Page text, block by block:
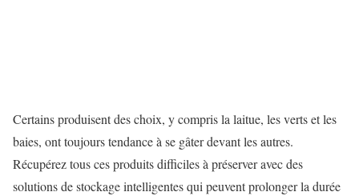
Certains produisent des choix, y compris la laitue, les verts et les
baies, ont toujours tendance à se gâter devant les autres.
Récupérez tous ces produits difficiles à préserver avec des
solutions de stockage intelligentes qui peuvent prolonger la durée